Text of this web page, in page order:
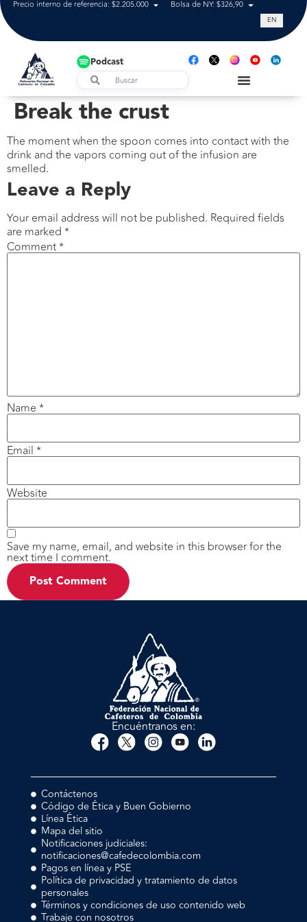
Precio interno de referencia: $2.205.000 Bolsa de NY: $326,90 Tasa de
EN
Podcast
Break the crust
The moment when the spoon comes into contact with the
drink and the vapors coming out of the infusion are
smelled.
Leave a Reply
Your email address will not be published. Required fields
are marked *
Comment*
Name *
Email *
Website
Save my name, email, and website in this browser for the
next time I comment.
Encuéntranos en:
Contáctenos
Código de Ética y Buen Gobierno
Línea Ética
Mapa del sitio
Notificaciones judiciales:
notificaciones@cafedecolombia.com
Pagos en línea y PSE
Política de privacidad y tratamiento de datos
personales
Términos y condiciones de uso contenido web
Trabaje con nosotros